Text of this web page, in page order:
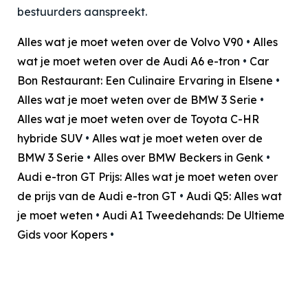
bestuurders aanspreekt.
Alles wat je moet weten over de Volvo V90 • Alles
wat je moet weten over de Audi A6 e-tron • Car
Bon Restaurant: Een Culinaire Ervaring in Elsene •
Alles wat je moet weten over de BMW 3 Serie •
Alles wat je moet weten over de Toyota C-HR
hybride SUV • Alles wat je moet weten over de
BMW 3 Serie • Alles over BMW Beckers in Genk •
Audi e-tron GT Prijs: Alles wat je moet weten over
de prijs van de Audi e-tron GT • Audi Q5: Alles wat
je moet weten • Audi A1 Tweedehands: De Ultieme
Gids voor Kopers •